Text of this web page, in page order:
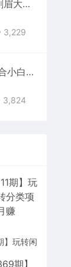
【勇锶1413期】剑眉大侠:猫客闲鱼实战班第1期,操作简单0成本单号日赚400+
3,229
【第6828期】适合小白的0成本咸鱼电商项目，一部手机，教你如何日入500+的保姆级教程
3,824
】玩转闲